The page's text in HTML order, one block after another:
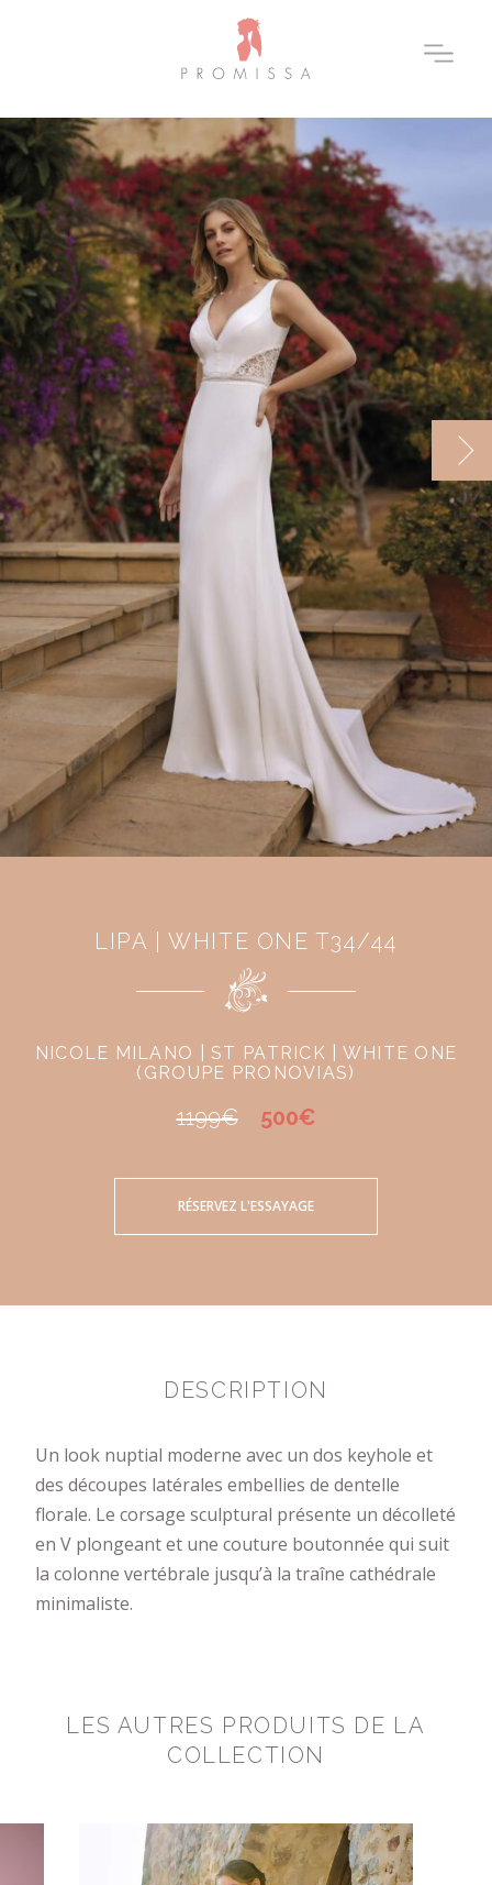
LIPA | WHITE ONE T34/44
NICOLE MILANO | ST PATRICK | WHITE ONE
(GROUPE PRONOVIAS)
1199€ 500€
RÉSERVEZ L'ESSAYAGE
DESCRIPTION
Un look nuptial moderne avec un dos keyhole et
des découpes latérales embellies de dentelle
florale. Le corsage sculptural présente un décolleté
en V plongeant et une couture boutonnée qui suit
la colonne vertébrale jusqu’à la traîne cathédrale
minimaliste.
LES AUTRES PRODUITS DE LA
COLLECTION